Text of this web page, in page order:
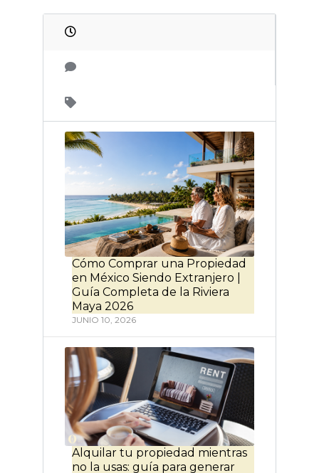
Cómo Comprar una Propiedad
en México Siendo Extranjero |
Guía Completa de la Riviera
Maya 2026
JUNIO 10, 2026
Alquilar tu propiedad mientras
no la usas: guía para generar